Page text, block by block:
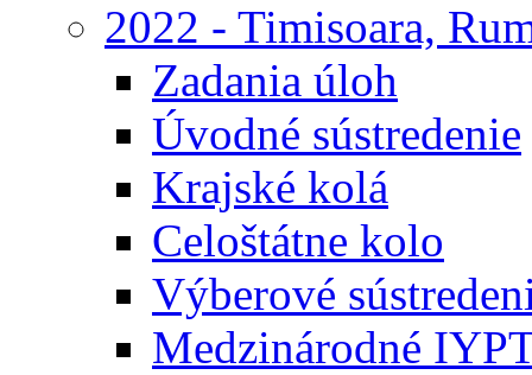
2022 - Timisoara,
Zadania úloh
Úvodné sústredenie
Krajské kolá
Celoštátne kolo
Výberové
Medzinárodné